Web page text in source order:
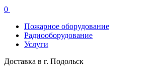
0
Пожарное оборудование
Радиооборудование
Услуги
Доставка в г. Подольск